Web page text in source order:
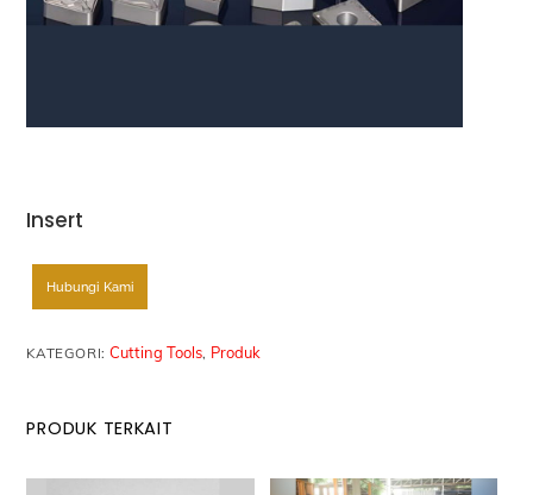
Insert
Hubungi Kami
KATEGORI:Cutting Tools, Produk
PRODUK TERKAIT